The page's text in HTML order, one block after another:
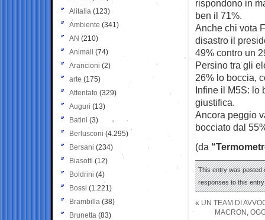
rispondono in
ben il 71%.
Anche chi vota
disastro il
49% contro un
Persino tra gli
26% lo boccia,
Infine il M5S: lo
giustifica.
Ancora peggio
bocciato dal
(da
This entry was posted
responses to this
« UN TEAM DI
MACRON,
Alitalia (123)
Ambiente (341)
AN (210)
Animali (74)
Arancioni (2)
arte (175)
Attentato (329)
Auguri (13)
Batini (3)
Berlusconi (4.295)
Bersani (234)
Biasotti (12)
Boldrini (4)
Bossi (1.221)
Brambilla (38)
Brunetta (83)